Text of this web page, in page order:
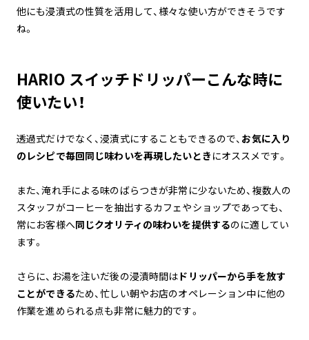
他にも浸漬式の性質を活用して、様々な使い方ができそうです
ね。
HARIO スイッチドリッパーこんな時に
使いたい！
透過式だけでなく、浸漬式にすることもできるので、 お気に入り
のレシピで毎回同じ味わいを再現したいとき にオススメです。
また、淹れ手による味のばらつきが非常に少ないため、複数人の
スタッフがコーヒーを抽出するカフェやショップであっても、
常にお客様へ同じクオリティの味わいを提供するのに適してい
ます。
さらに、お湯を注いだ後の浸漬時間はドリッパーから手を放す
ことができるため、忙しい朝やお店のオペレーション中に他の
作業を進められる点も非常に魅力的です。